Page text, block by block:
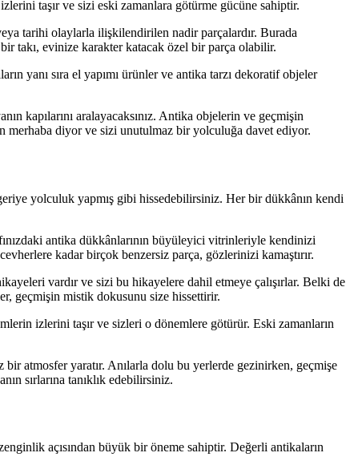
taşır ve sizi eski zamanlara götürme gücüne sahiptir.
tarihi olaylarla ilişkilendirilen nadir parçalardır. Burada
takı, evinize karakter katacak özel bir parça olabilir.
yanı sıra el yapımı ürünler ve antika tarzı dekoratif objeler
kapılarını aralayacaksınız. Antika objelerin ve geçmişin
merhaba diyor ve sizi unutulmaz bir yolculuğa davet ediyor.
yolculuk yapmış gibi hissedebilirsiniz. Her bir dükkânın kendi
antika dükkânlarının büyüleyici vitrinleriyle kendinizi
kadar birçok benzersiz parça, gözlerinizi kamaştırır.
vardır ve sizi bu hikayelere dahil etmeye çalışırlar. Belki de
geçmişin mistik dokusunu size hissettirir.
izlerini taşır ve sizleri o dönemlere götürür. Eski zamanların
atmosfer yaratır. Anılarla dolu bu yerlerde gezinirken, geçmişe
sırlarına tanıklık edebilirsiniz.
açısından büyük bir öneme sahiptir. Değerli antikaların